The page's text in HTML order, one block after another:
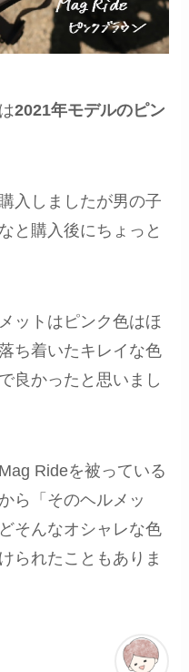
2021年モデルのピン
入しましたが男の子
と購入後にちょっと
ットはピンク色はほ
ち着いたキレイな色
良かったと思いまし
Rideを被っている
ら「そのヘルメッ
そんなオシャレな色
られたこともありま